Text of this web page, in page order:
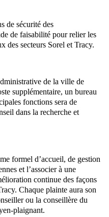
de sécurité des
de faisabilité pour relier les
des secteurs Sorel et Tracy.
de la ville de
supplémentaire, un bureau
fonctions sera de
dans la recherche et
formel d’accueil, de gestion
et l’associer à une
continue des façons
Chaque plainte aura son
ou la conseillère du
plaignant.